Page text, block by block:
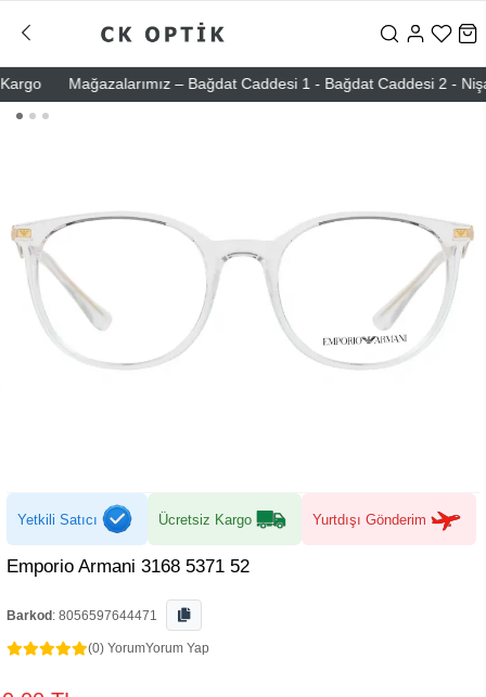
Mağazalarımız – Bağdat Caddesi 1 - Bağdat Caddesi 2 -
Yetkili Satıcı Ücretsiz Kargo Yurtdışı Gönderim
Emporio Armani 3168 5371 52
Barkod : 8056597644471
(0) YorumYorum Yap